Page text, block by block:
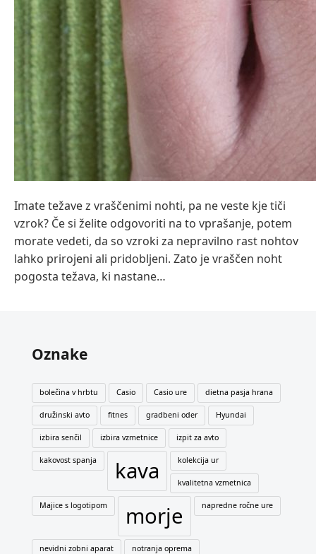
Imate težave z vraščenimi nohti, pa ne veste kje tiči
vzrok? Če si želite odgovoriti na to vprašanje, potem
morate vedeti, da so vzroki za nepravilno rast nohtov
lahko prirojeni ali pridobljeni. Zato je vraščen noht
pogosta težava, ki nastane…
Oznake
bolečina v hrbtu Casio Casio ure dietna pasja hrana
družinski avto fitnes gradbeni oder Hyundai
izbira senčil izbira vzmetnice izpit za avto
kakovost spanja kava kolekcija ur
kvalitetna vzmetnica
Majice s logotipom morje napredne ročne ure
nevidni zobni aparat notranja oprema